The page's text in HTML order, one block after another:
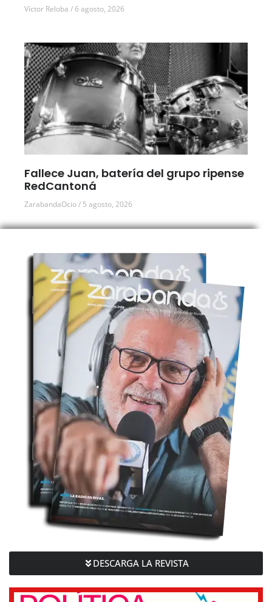
Víctor Reloba 6 agosto, 2026
Fallece Juan, batería del grupo ripense
RedCantoná
ZarabandaOcio 5 agosto, 2026
DESCARGA LA REVISTA